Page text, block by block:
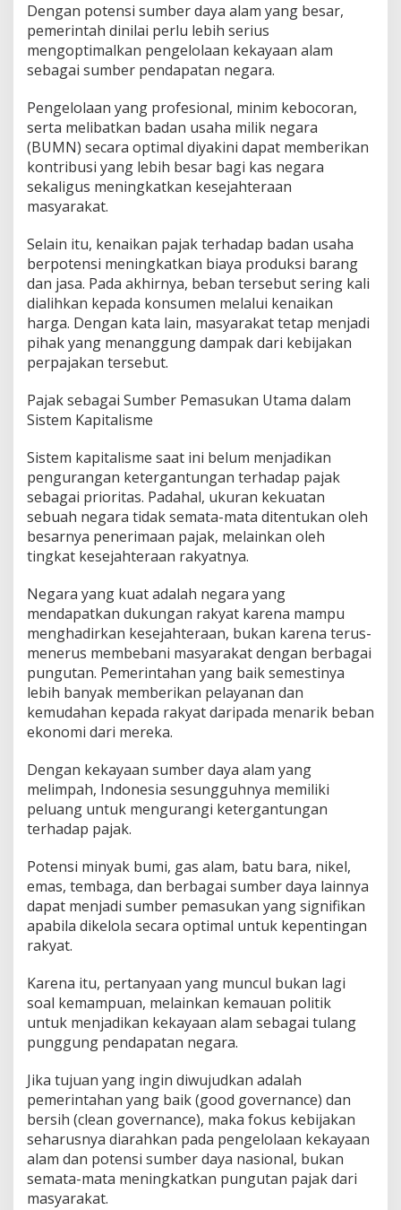
Dengan potensi sumber daya alam yang besar,
pemerintah dinilai perlu lebih serius
mengoptimalkan pengelolaan kekayaan alam
sebagai sumber pendapatan negara.
Pengelolaan yang profesional, minim kebocoran,
serta melibatkan badan usaha milik negara
(BUMN) secara optimal diyakini dapat memberikan
kontribusi yang lebih besar bagi kas negara
sekaligus meningkatkan kesejahteraan
masyarakat.
Selain itu, kenaikan pajak terhadap badan usaha
berpotensi meningkatkan biaya produksi barang
dan jasa. Pada akhirnya, beban tersebut sering kali
dialihkan kepada konsumen melalui kenaikan
harga. Dengan kata lain, masyarakat tetap menjadi
pihak yang menanggung dampak dari kebijakan
perpajakan tersebut.
Pajak sebagai Sumber Pemasukan Utama dalam
Sistem Kapitalisme
Sistem kapitalisme saat ini belum menjadikan
pengurangan ketergantungan terhadap pajak
sebagai prioritas. Padahal, ukuran kekuatan
sebuah negara tidak semata-mata ditentukan oleh
besarnya penerimaan pajak, melainkan oleh
tingkat kesejahteraan rakyatnya.
Negara yang kuat adalah negara yang
mendapatkan dukungan rakyat karena mampu
menghadirkan kesejahteraan, bukan karena terus-
menerus membebani masyarakat dengan berbagai
pungutan. Pemerintahan yang baik semestinya
lebih banyak memberikan pelayanan dan
kemudahan kepada rakyat daripada menarik beban
ekonomi dari mereka.
Dengan kekayaan sumber daya alam yang
melimpah, Indonesia sesungguhnya memiliki
peluang untuk mengurangi ketergantungan
terhadap pajak.
Potensi minyak bumi, gas alam, batu bara, nikel,
emas, tembaga, dan berbagai sumber daya lainnya
dapat menjadi sumber pemasukan yang signifikan
apabila dikelola secara optimal untuk kepentingan
rakyat.
Karena itu, pertanyaan yang muncul bukan lagi
soal kemampuan, melainkan kemauan politik
untuk menjadikan kekayaan alam sebagai tulang
punggung pendapatan negara.
Jika tujuan yang ingin diwujudkan adalah
pemerintahan yang baik (good governance) dan
bersih (clean governance), maka fokus kebijakan
seharusnya diarahkan pada pengelolaan kekayaan
alam dan potensi sumber daya nasional, bukan
semata-mata meningkatkan pungutan pajak dari
masyarakat.